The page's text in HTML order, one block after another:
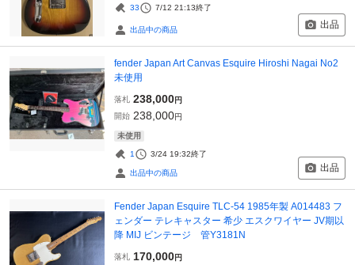
33 7/12 21:13終了
出品中の商品 出品
fender Japan Art Canvas Esquire Hiroshi Nagai No2
未使用
落札 238,000円
開始 238,000円
未使用
1 3/24 19:32終了
出品中の商品 出品
Fender Japan Esquire TLC-54 1985年製 A014483 フ
ェンダー テレキャスター 希少 エスクワイヤー JV期以
降 MIJ ビンテージ 管Y3181N
落札 170,000円